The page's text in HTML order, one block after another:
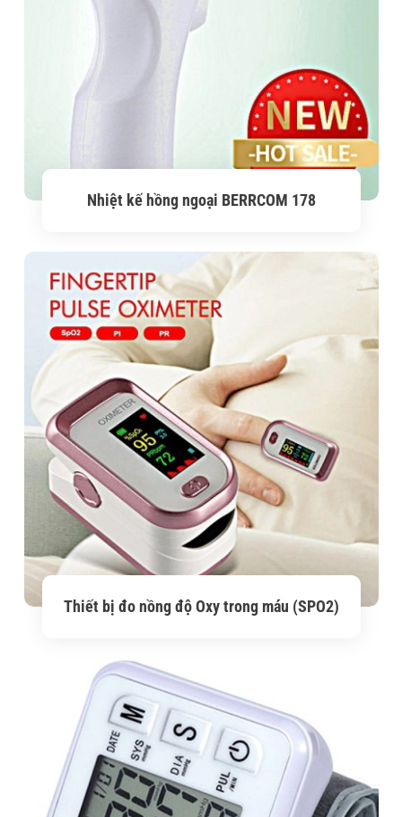
Nhiệt kế hồng ngoại BERRCOM 178
Thiết bị đo nồng độ Oxy trong máu (SPO2)